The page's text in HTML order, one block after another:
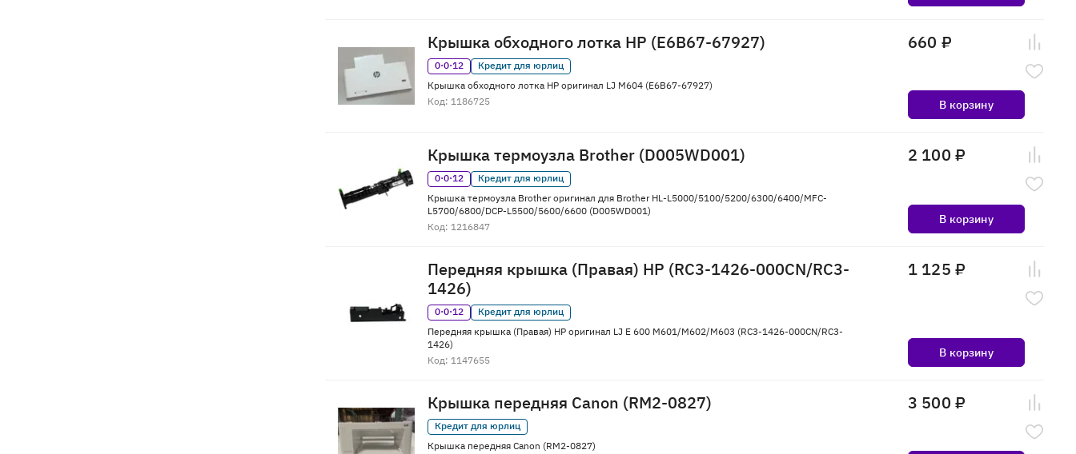
Крышка обходного лотка HP (E6B67-67927)
0·0·12
Кредит для юрлиц
Крышка обходного лотка HP оригинал LJ M604 (E6B67-67927)
Код: 1186725
660 ₽
В корзину
Крышка термоузла Brother (D005WD001)
0·0·12
Кредит для юрлиц
Крышка термоузла Brother оригинал для Brother HL-L5000/5100/5200/6300/6400/MFC-
L5700/6800/DCP-L5500/5600/6600 (D005WD001)
Код: 1216847
2 100 ₽
В корзину
Передняя крышка (Правая) HP (RC3-1426-000CN/RC3-
1426)
0·0·12
Кредит для юрлиц
Передняя крышка (Правая) HP оригинал LJ E 600 M601/M602/M603 (RC3-1426-000CN/RC3-
1426)
Код: 1147655
1 125 ₽
В корзину
Крышка передняя Canon (RM2-0827)
Кредит для юрлиц
Крышка передняя Canon (RM2-0827)
3 500 ₽